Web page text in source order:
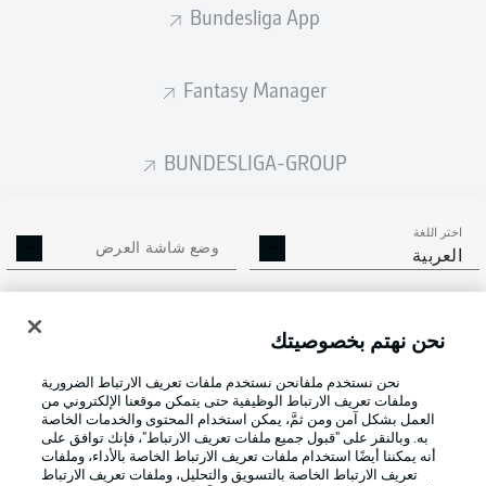
Bundesliga App
Fantasy Manager
BUNDESLIGA-GROUP
اختر اللغة
العربية وضع شاشة العرض
تسجيل الدخولنحن نهتم بخصوصيتك
نحن نستخدم ملفانحن نستخدم ملفات تعريف الارتباط الضرورية
وملفات تعريف الارتباط الوظيفية حتى يتمكن موقعنا الإلكتروني من
العمل بشكل آمن ومن ثمَّ، يمكن استخدام المحتوى والخدمات الخاصة
به. وبالنقر على "قبول جميع ملفات تعريف الارتباط"، فإنك توافق على
أنه يمكننا أيضًا استخدام ملفات تعريف الارتباط الخاصة بالأداء، وملفات
تعريف الارتباط الخاصة بالتسويق والتحليل، وملفات تعريف الارتباط